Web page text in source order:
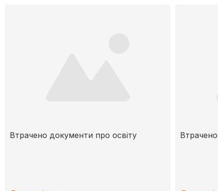
Втрачено документи про освіту